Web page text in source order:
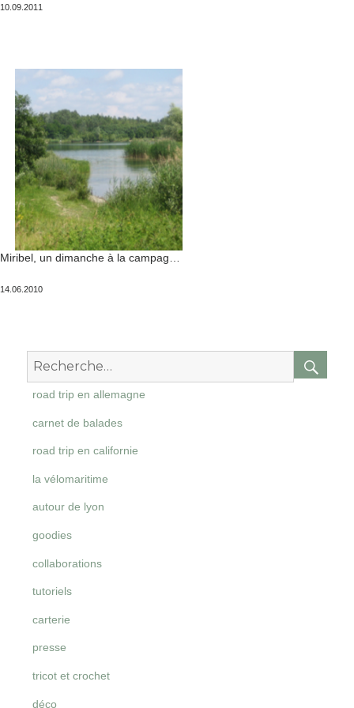
Publié
10.09.2011
Publié
14.06.2010
Recherche
pour
road trip en allemagne
carnet de balades
road trip en californie
la vélomaritime
autour de lyon
goodies
collaborations
tutoriels
carterie
presse
tricot et crochet
déco